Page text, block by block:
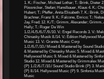
1. K.: Fischer, Michael Lothar; T.: Brink, Dieter
Pössnicker, Stefan; Hanslbauer, Klaus 4. K.:
Hubert; T.: Pfeffer, Anita Elisabeth 7. K.: Brink,
Brachner, Franz 9. K.: Falcone, Enrico; T.:
Jay, Fred; 12. K./T.: Grimm, Alexander; Grimm,
Helly; T.: Roger De Win
1./2./4./5./6./7./9./10. V.: Engel Records 3. V.:
Chinasky Musik 8./14. V.: Edition Hellywood
Music 13. V.: Granite-Music Corp
1./2./6./7./10./ Mixed & Mastered by Sound
& Mastered by Chinasky Music 5. Mixed &
Hellywood Music 9. Mixed & Mastered by
Studio 12. Mixed & Mastered by Grimmalex
(P) 1./2./6./7./10./ Sound Studio Brink (P) 3.
(P) 8./14. Hellywood Music (P) 9. Sinfonia
Music